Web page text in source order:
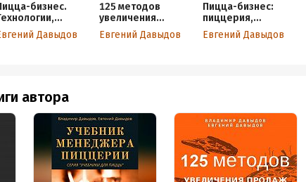
бизнес.
Давыдов
125 методов
увеличения
продаж в
пиццерии. Часть
Евгений Давыдов
Пицца-бизнес:
пиццерия,
служба доставки,
производственн
Евгений Давыдов
автора